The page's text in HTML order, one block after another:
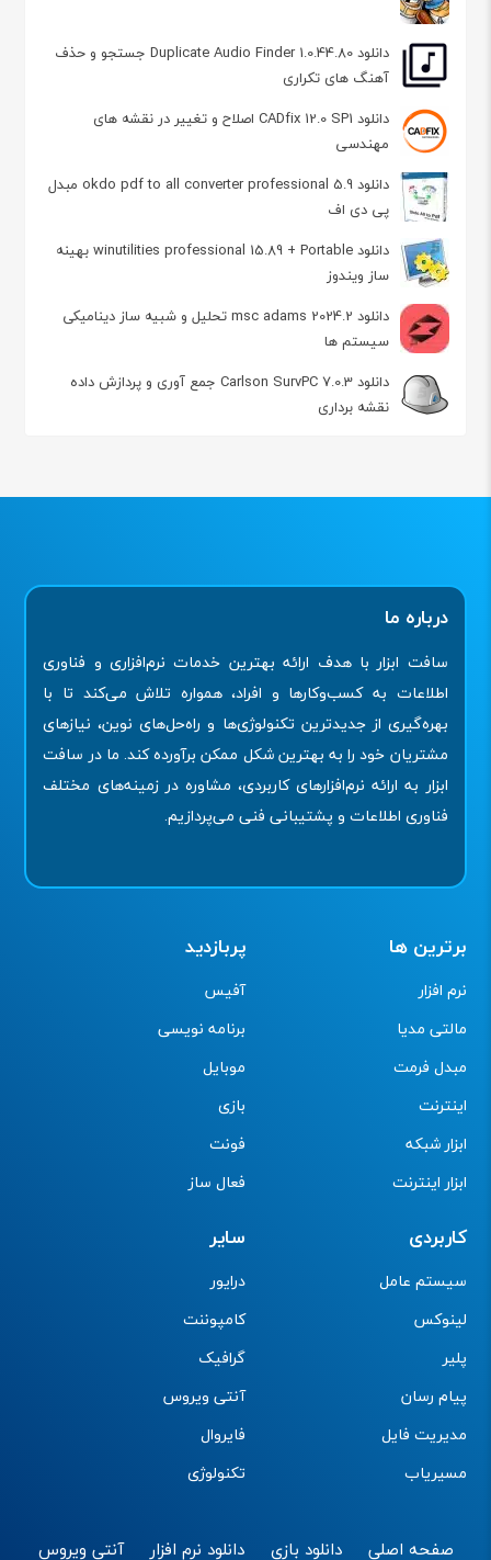
دانلود Duplicate Audio Finder 1.0.44.80 جستجو و حذف
آهنگ های تکراری
دانلود CADfix 12.0 SP1 اصلاح و تغيير در نقشه های
مهندسی
دانلود okdo pdf to all converter professional 5.9 مبدل
پی دی اف
دانلود winutilities professional 15.89 + Portable بهینه
ساز ویندوز
دانلود msc adams 2024.2 تحلیل و شبیه ساز دینامیکی
سیستم ها
دانلود Carlson SurvPC 7.0.3 جمع آوری و پردازش داده
نقشه برداری
درباره ما
سافت ابزار با هدف ارائه بهترین خدمات نرم‌افزاری و فناوری
اطلاعات به کسب‌وکارها و افراد، همواره تلاش می‌کند تا با
بهره‌گیری از جدیدترین تکنولوژی‌ها و راه‌حل‌های نوین، نیازهای
مشتریان خود را به بهترین شکل ممکن برآورده کند. ما در سافت
ابزار به ارائه نرم‌افزارهای کاربردی، مشاوره در زمینه‌های مختلف
فناوری اطلاعات و پشتیبانی فنی می‌پردازیم.
برترین ها
نرم افزار
مالتی مدیا
مبدل فرمت
اینترنت
ابزار شبکه
ابزار اینترنت
پربازدید
آفیس
برنامه نویسی
موبایل
بازی
فونت
فعال ساز
کاربردی
سیستم عامل
لینوکس
پلیر
پیام رسان
مدیریت فایل
مسیریاب
سایر
درایور
کامپوننت
گرافیک
آنتی ویروس
فایروال
تکنولوژی
صفحه اصلی دانلود بازی دانلود نرم افزار آنتی ویروس